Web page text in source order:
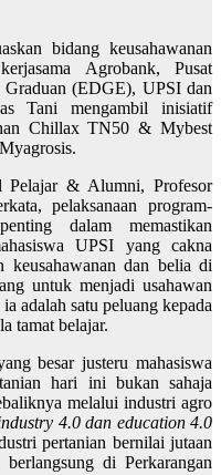
bidang keusahawanan
Agrobank, Pusat
Graduan (EDGE), UPSI dan
Tani mengambil inisiatif
Chillax TN50 & Mybest
Pelajar & Alumni, Profesor
pelaksanaan program-
dalam memastikan
UPSI yang cakna
keusahawanan dan belia di
untuk menjadi usahawan
adalah satu peluang kepada
tamat belajar.
besar justeru mahasiswa
hari ini bukan sahaja
melalui industri agro
4.0dan education 4.0
pertanian bernilai jutaan
di Perkarangan